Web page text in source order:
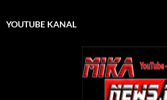
YOUTUBE KANAL